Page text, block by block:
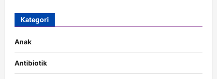
Kategori
Anak
Antibiotik